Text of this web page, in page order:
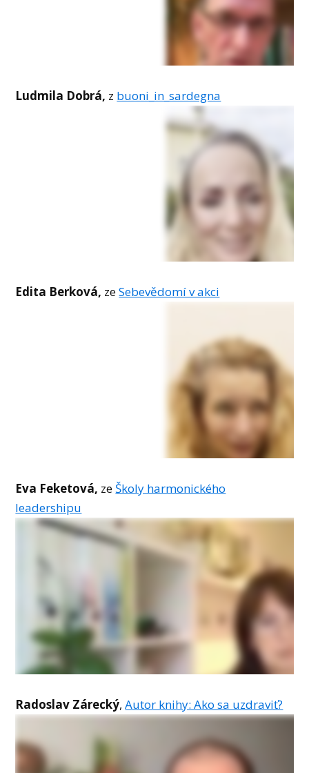
Ludmila Dobrá, z buoni_in_sardegna
Edita Berková, zeSebevědomí v akci
Eva Feketová, ze Školy harmonického
leadershipu
Radoslav Zárecký,Autor knihy: Ako sa uzdraviť?